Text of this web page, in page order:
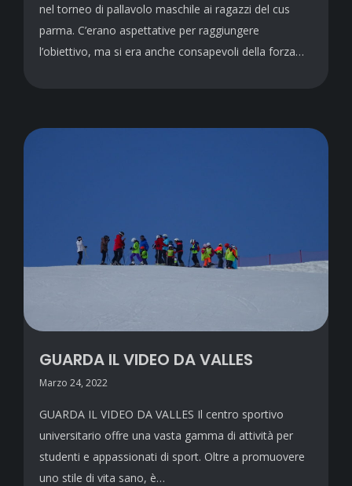
nel torneo di pallavolo maschile ai ragazzi del cus
parma. C’erano aspettative per raggiungere
l’obiettivo, ma si era anche consapevoli della forza…
GUARDA IL VIDEO DA VALLES
Marzo 24, 2022
GUARDA IL VIDEO DA VALLES Il centro sportivo
universitario offre una vasta gamma di attività per
studenti e appassionati di sport. Oltre a promuovere
uno stile di vita sano, è…